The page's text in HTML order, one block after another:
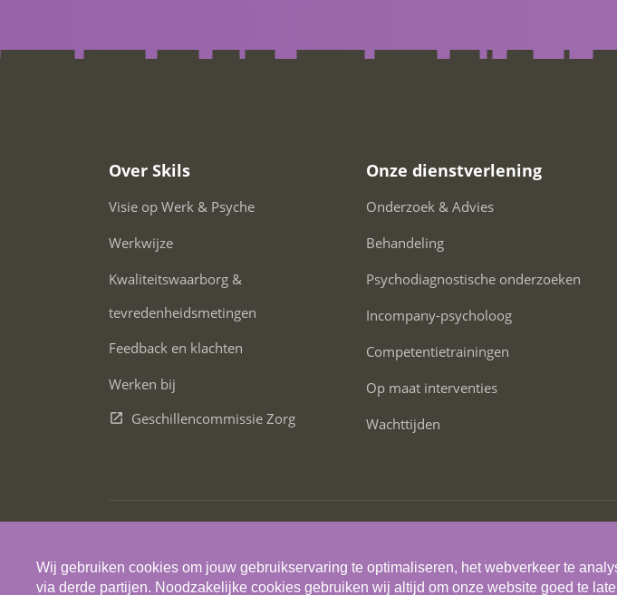
Over Skils
Visie op Werk & Psyche
Werkwijze
Kwaliteitswaarborg &
tevredenheidsmetingen
Feedback en klachten
Werken bij
Geschillencommissie Zorg
Onze dienstverlening
Onderzoek & Advies
Behandeling
Psychodiagnostische onderzoeken
Incompany-psycholoog
Competentietrainingen
Op maat interventies
Wachttijden
Wij gebruiken cookies om jouw gebruikservaring te optimaliseren, het webverkeer te
via derde partijen. Noodzakelijke cookies gebruiken wij altijd om onze website goed te